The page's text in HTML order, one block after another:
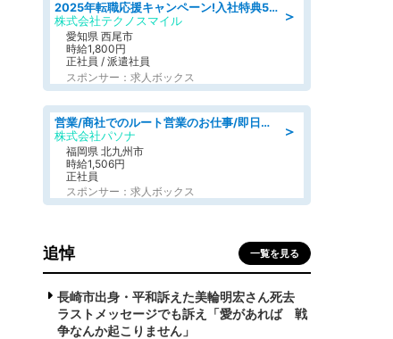
＞
2025年転職応援キャンペーン!入社特典58万円/デンソーで働こう!自動車工場で小型部品の検査業務 denso aichi
株式会社テクノスマイル
愛知県 西尾市
時給1,800円
正社員 / 派遣社員
スポンサー：求人ボックス
＞
営業/商社でのルート営業のお仕事/即日勤務可/車通勤可/営業
株式会社パソナ
福岡県 北九州市
時給1,506円
正社員
スポンサー：求人ボックス
追悼 一覧を見る
長崎市出身・平和訴えた美輪明宏さん死去
ラストメッセージでも訴え「愛があれば 戦
争なんか起こりません」